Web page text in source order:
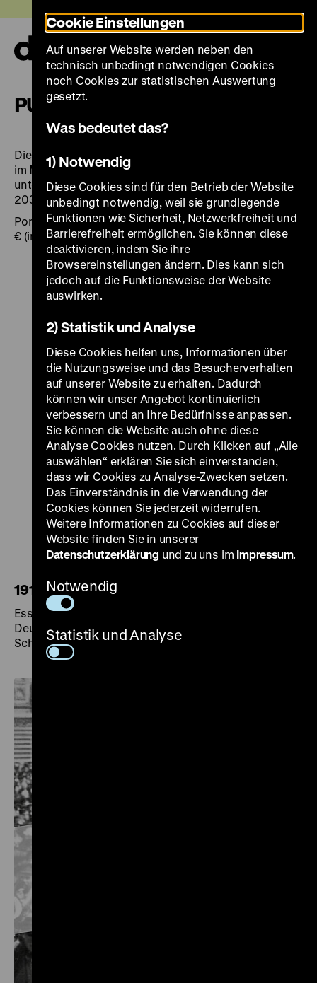
zum
Seiteninhalt
springen
PUBLIKATIONEN
Die Publikationen sind an den Kassen und
im Museumsshopsowie online
unter
verkauf@dhm.deund telefonisch unter 030-
20304-731 erhältlich.
Portokosten für den Versand: 6 € (Deutschland) bzw. 9
€ (international)
1917. Revolution
Essayband und Kataloge zu den Ausstellungen im
Deutschen Historischen Museums und im
Schweizerischen Nationalmuseum im Schuber
Cookie Einstellungen
Auf unserer Website werden neben den
technisch unbedingt notwendigen Cookies
noch Cookies zur statistischen Auswertung
gesetzt.
Was bedeutet das?
1) Notwendig
Diese Cookies sind für den Betrieb der Website
unbedingt notwendig, weil sie grundlegende
Funktionen wie Sicherheit, Netzwerkfreiheit und
Barrierefreiheit ermöglichen. Sie können diese
deaktivieren, indem Sie ihre
Browsereinstellungen ändern. Dies kann sich
jedoch auf die Funktionsweise der Website
auswirken.
2) Statistik und Analyse
Diese Cookies helfen uns, Informationen über
die Nutzungsweise und das Besucherverhalten
auf unserer Website zu erhalten. Dadurch
können wir unser Angebot kontinuierlich
verbessern und an Ihre Bedürfnisse anpassen.
Sie können die Website auch ohne diese
Analyse Cookies nutzen. Durch Klicken auf „Alle
auswählen“ erklären Sie sich einverstanden,
dass wir Cookies zu Analyse-Zwecken setzen.
Das Einverständnis in die Verwendung der
Cookies können Sie jederzeit widerrufen.
Weitere Informationen zu Cookies auf dieser
Website finden Sie in unserer
Datenschutzerklärung und zu uns im Impressum.
Notwendig
Statistik und Analyse